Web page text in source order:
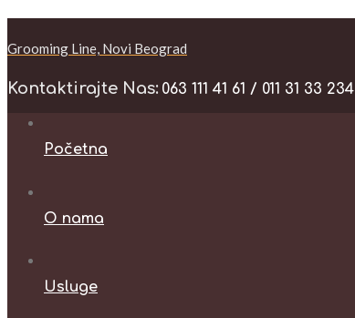
Grooming Line, Novi Beograd
Kontaktirajte Nas: 063 111 41 61 / 011 31 33 234
Početna
O nama
Usluge